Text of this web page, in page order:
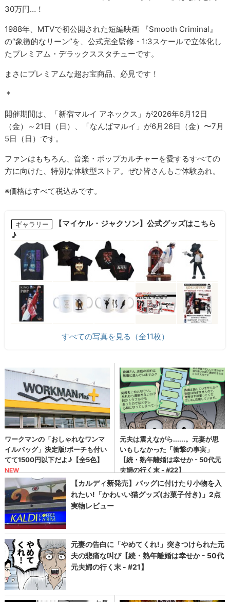
30万円…！
1988年、MTVで初公開された短編映画 『Smooth Criminal』
の“象徴的なリーン”を、公式完全監修・1:3スケールで立体化し
たプレミアム・デラックススタチューです。
まさにプレミアムな超お宝商品、必見です！
＊
開催期間は、「新宿マルイ アネックス」が2026年6月12日
（金）～21日（日）、「なんばマルイ」が6月26日（金）〜7月
5日（日）です。
ファンはもちろん、音楽・ポップカルチャーを愛するすべての
方に向けた、特別な体験型ストア。ぜひ皆さんもご体験あれ。
※価格はすべて税込みです。
ギャラリー
【マイケル・ジャクソン】公式グッズはこちら
♪
すべての写真を見る（全11枚）